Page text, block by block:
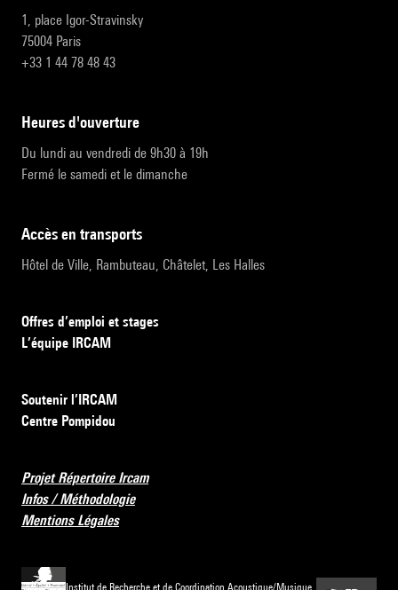
1, place Igor-Stravinsky
75004 Paris
+33 1 44 78 48 43
heures d'ouverture
Du lundi au vendredi de 9h30 à 19h
Fermé le samedi et le dimanche
accès en transports
Hôtel de Ville, Rambuteau, Châtelet, Les Halles
Offres d’emploi et stages
L’équipe IRCAM
Soutenir l’IRCAM
Centre Pompidou
Projet Répertoire Ircam
Infos / Méthodologie
Mentions Légales
Institut de Recherche et de Coordination Acoustique/Musique